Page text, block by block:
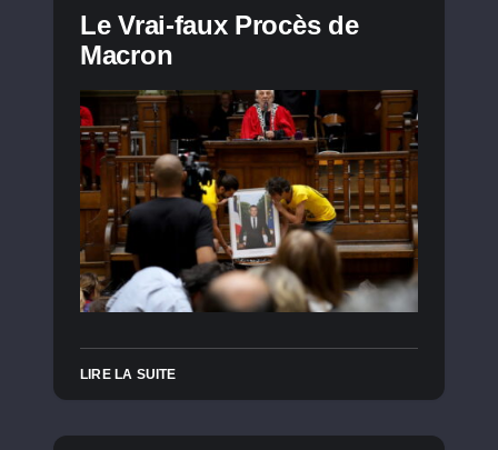
Le Vrai-faux Procès de
Macron
LIRE LA SUITE